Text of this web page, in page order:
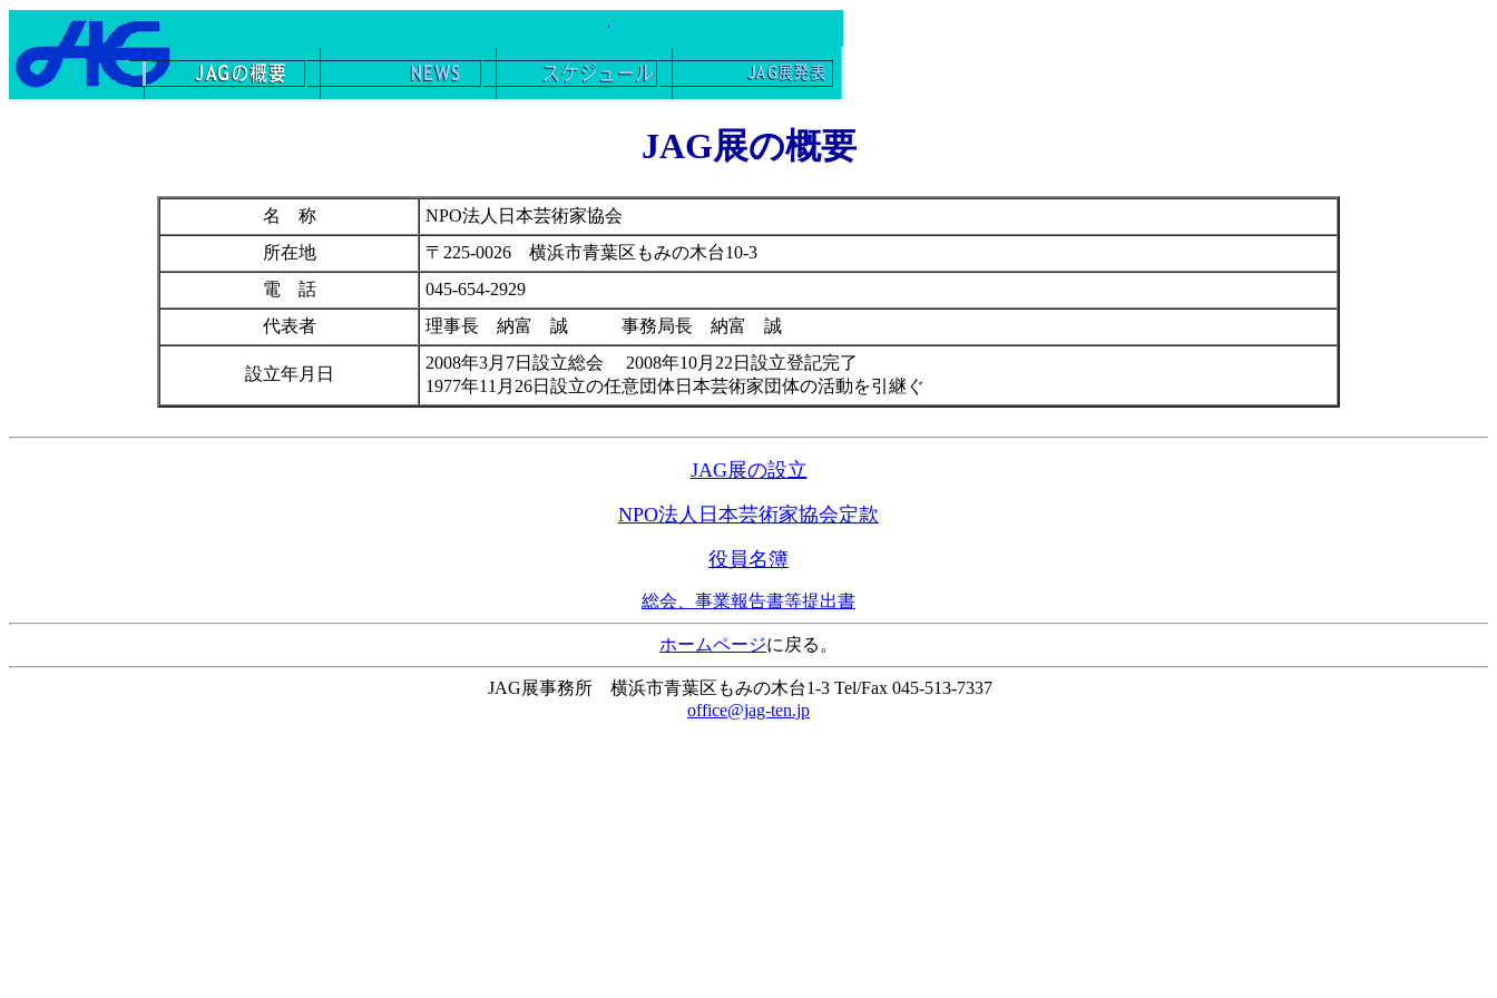
JAG展の概要
名 称
NPO法人日本芸術家協会
所在地
〒225-0026 横浜市青葉区もみの木台10-3
電 話
045-654-2929
代表者
理事長 納富 誠 事務局長 納富 誠
設立年月日
2008年3月7日設立総会 2008年10月22日設立登記完了
1977年11月26日設立の任意団体日本芸術家団体の活動を引継ぐ
JAG展の設立
NPO法人日本芸術家協会定款
役員名簿
総会、事業報告書等提出書
ホームページに戻る。
JAG展事務所 横浜市青葉区もみの木台1-3 Tel/Fax 045-513-7337
office@jag-ten.jp